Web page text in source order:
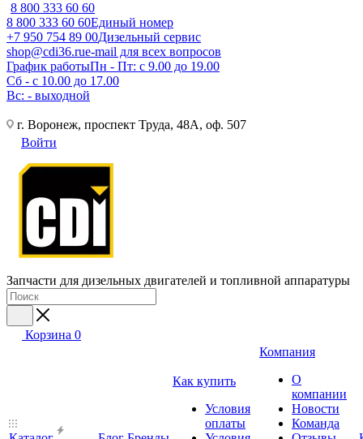
8 800 333 60 60
8 800 333 60 60Единый номер
+7 950 754 89 00Дизельный сервис
shop@cdi36.rue-mail для всех вопросов
График работыПн - Пт: с 9.00 до 19.00
Сб - с 10.00 до 17.00
Вс: - выходной
г. Воронеж, проспект Труда, 48А, оф. 507
Войти
Запчасти для дизельных двигателей и топливной аппаратуры
Корзина 0
Как купить
Условия
оплаты
Компания
О
компании
Новости
Команда